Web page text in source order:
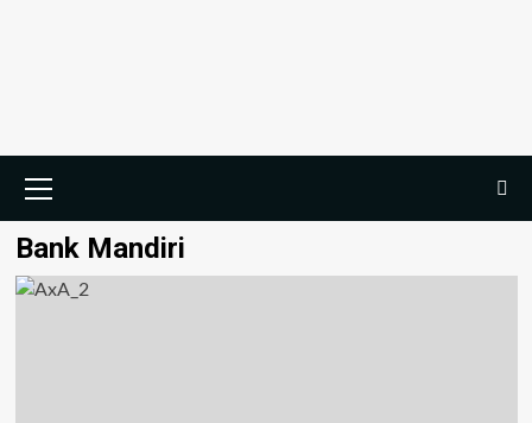
Bank Mandiri